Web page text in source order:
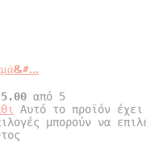
5.00 από 5
Αυτό το προϊόν έχει
μπορούν να